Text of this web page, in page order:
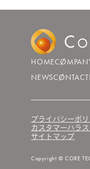
HOME
NEWSCONTACT
プライバシーポ
カスタマーハラ
サイトマップ
Copyright © CORE